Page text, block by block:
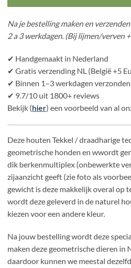
Na je bestelling maken en
2 a 3 werkdagen. (Bij lijmen/verven
✔ Handgemaakt in Nederland
✔ Gratis verzending NL (België +5
✔ Binnen 1–3 werkdagen
✔ 9.7/10 uit 1800+ reviews
Bekijk (hier) een voorbeeld van al
Deze houten Tekkel / draadharige
geometrische honden en wwordt
dik berkenmultiplex (onbewerkte
zijaanzicht geeft (zie foto als
gewicht is deze makkelijk overal op
wordt deze geleverd in de naturel
kiezen voor een andere kleur.
Na jouw bestelling wordt deze
maken deze geometrische dieren in
daardoor kunnen we meestal